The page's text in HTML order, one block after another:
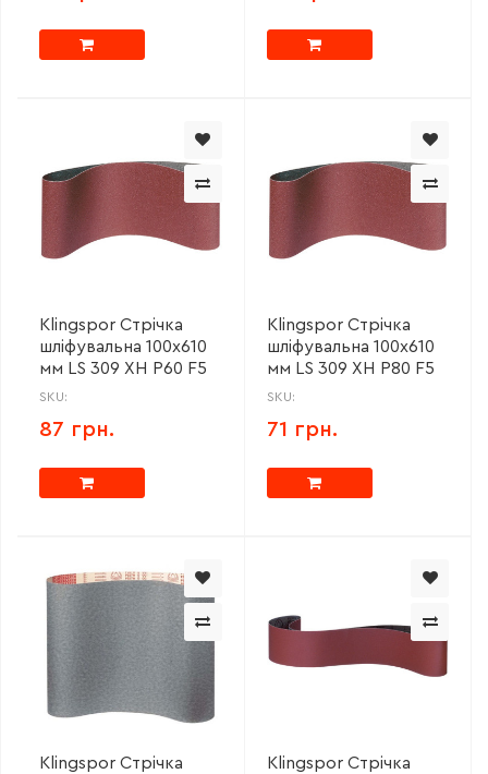
Klingspor Стрічка
шліфувальна 100x610
мм LS 309 XH P60 F5
SKU:
87 грн.
Klingspor Стрічка
шліфувальна 100x610
мм LS 309 XH P80 F5
SKU:
71 грн.
Klingspor Стрічка
Klingspor Стрічка